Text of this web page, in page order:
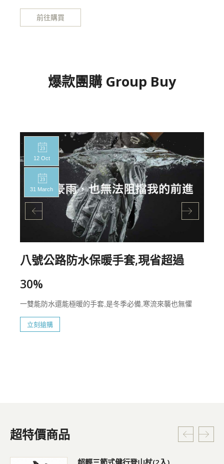
前往購買
爆款團購 Group Buy
12 Oct
31 March
八號公路防水保暖手套,現省超過
30%
一雙能防水還能極暖的手套,是冬季必備,寒流來襲也無懼
立刻搶購
超特價商品
超輕三節式健行登山杖(2入)